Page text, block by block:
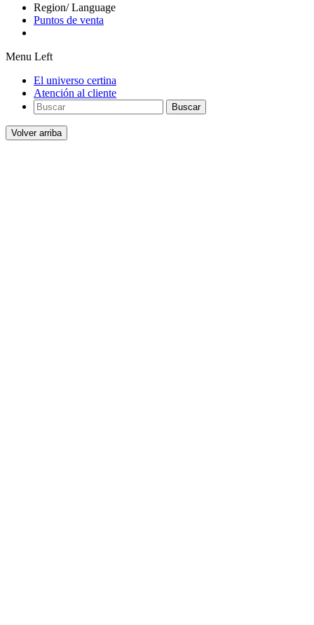
Region/ Language
Puntos de venta
Menu Left
El universo certina
Atención al cliente
Buscar
Volver arriba